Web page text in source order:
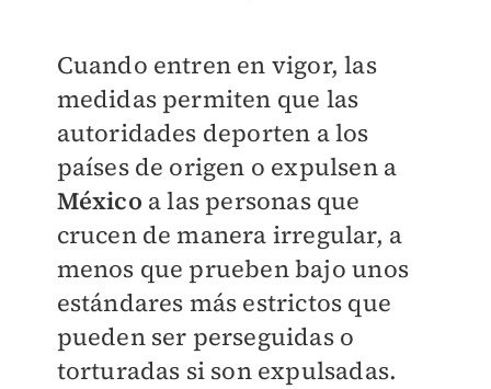
Cuando entren en vigor, las
medidas permiten que las
autoridades deporten a los
países de origen o expulsen a
México a las personas que
crucen de manera irregular, a
menos que prueben bajo unos
estándares más estrictos que
pueden ser perseguidas o
torturadas si son expulsadas.